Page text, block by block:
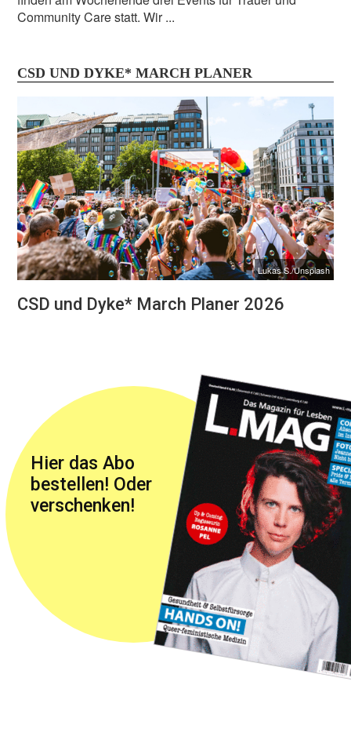
Community Care statt. Wir ...
CSD UND DYKE* MARCH PLANER
Lukas S./Unsplash
CSD und Dyke* March Planer 2026
Hier das Abo
bestellen! Oder
verschenken!